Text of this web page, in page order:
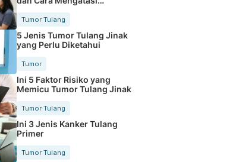
Tumor Tulang
5 Jenis Tumor Tulang Jinak
yang Perlu Diketahui
Tumor
Ini 5 Faktor Risiko yang
Memicu Tumor Tulang Jinak
Tumor Tulang
Ini 3 Jenis Kanker Tulang
Primer
Tumor Tulang